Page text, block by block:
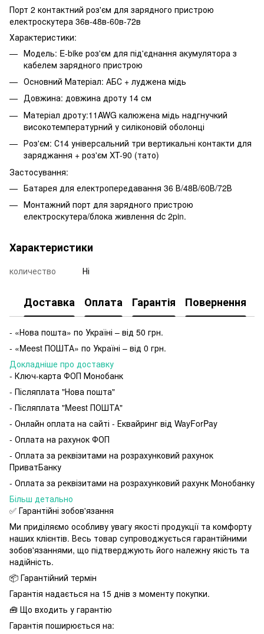
Порт 2 контактний роз'єм для зарядного пристрою
електроскутера 36в-48в-60в-72в
Характеристики:
Модель: E-bike роз'єм для під'єднання акумулятора з
кабелем зарядного пристрою
Основний Матеріал: АБС + луджена мідь
Довжина: довжина дроту 14 см
Матеріал дроту:11AWG калюжена мідь надгнучкий
високотемпературний у силіконовій оболонці
Роз'єм: С14 універсальний три вертикальні контакти для
заряджання + роз'єм XT-90 (тато)
Застосування:
Батарея для електропередавання 36 В/48В/60В/72В
Монтажний порт для зарядного пристрою
електроскутера/блока живлення dc 2pin.
Характеристики
количество Ні
Доставка Оплата Гарантія Повернення
- «Нова пошта» по Україні – від 50 грн.
- «Meest ПОШТА» по Україні – від 0 грн.
Докладніше про доставку
- Ключ-карта ФОП Монобанк
- Післяплата "Нова пошта"
- Післяплата "Meest ПОШТА"
- Онлайн оплата на сайті - Еквайринг від WayForPay
- Оплата на рахунок ФОП
- Оплата за реквізитами на розрахунковий рахунок
ПриватБанку
- Оплата за реквізитами на розрахунковий рахунк Монобанку
Більш детально
✅ Гарантійні зобов'язання
Ми приділяємо особливу увагу якості продукції та комфорту
наших клієнтів. Весь товар супроводжується гарантійними
зобов'язаннями, що підтверджують його належну якість та
надійність.
📦 Гарантійний термін
Гарантія надається на 15 днів з моменту покупки.
🧰 Що входить у гарантію
Гарантія поширюється на: